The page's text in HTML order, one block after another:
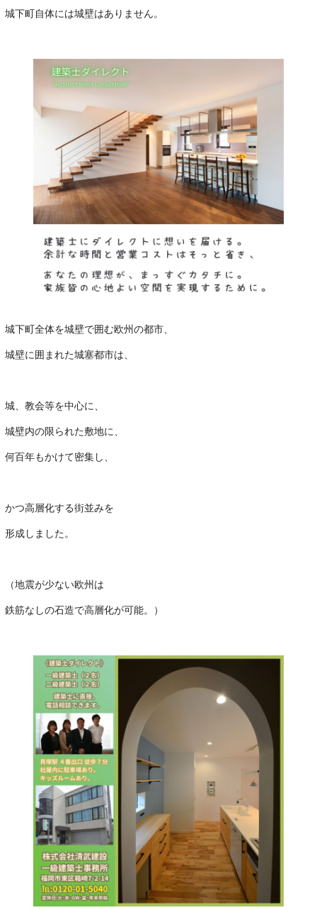
城下町自体には城壁はありません。
城下町全体を城壁で囲む欧州の都市、
城壁に囲まれた城塞都市は、
城、教会等を中心に、
城壁内の限られた敷地に、
何百年もかけて密集し、
かつ高層化する街並みを
形成しました。
（地震が少ない欧州は
鉄筋なしの石造で高層化が可能。）